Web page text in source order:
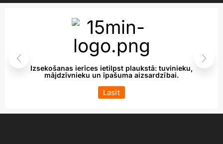
Izsekošanas ierīces ietilpst plaukstā: tuvinieku,
mājdzīvnieku un īpašuma aizsardzībai.
Lasīt